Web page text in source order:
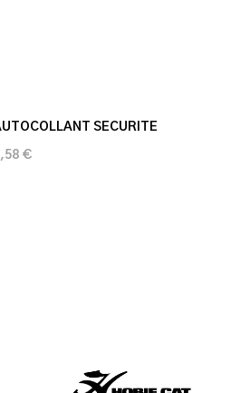
SECURITE
€